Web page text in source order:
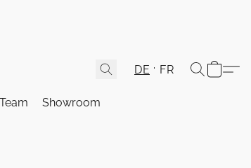
DE FR
Team Showroom